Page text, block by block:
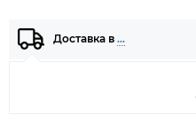
Доставка в …